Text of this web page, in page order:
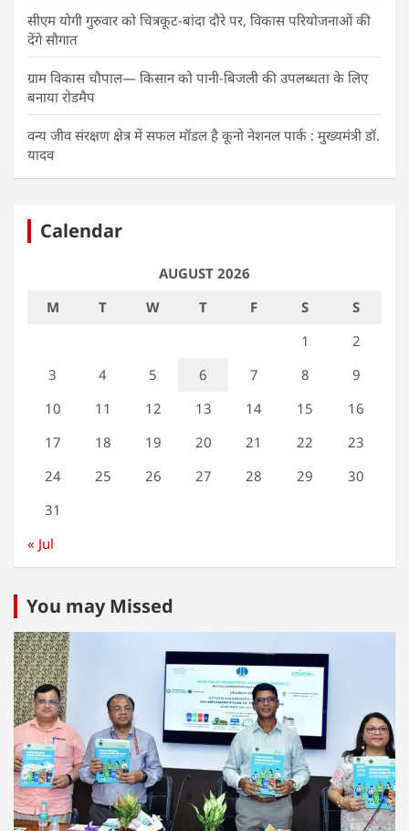
सीएम योगी गुरुवार को चित्रकूट-बांदा दौरे पर, विकास परियोजनाओं की
देंगे सौगात
ग्राम विकास चौपाल— किसान को पानी-बिजली की उपलब्धता के लिए
बनाया रोडमैप
वन्य जीव संरक्षण क्षेत्र में सफल मॉडल है कूनो नेशनल पार्क : मुख्यमंत्री डॉ.
यादव
Calendar
AUGUST 2026
M
T W T F S
S
1
2
3
4 5 6 7 8
9
10
11 12 13 14 15
16
17
18 19 20 21 22
23
24
25 26 27 28 29
30
31
« Jul
You may Missed